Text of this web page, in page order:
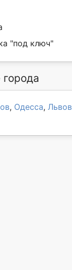
"под ключ"
, Одесса, Львов